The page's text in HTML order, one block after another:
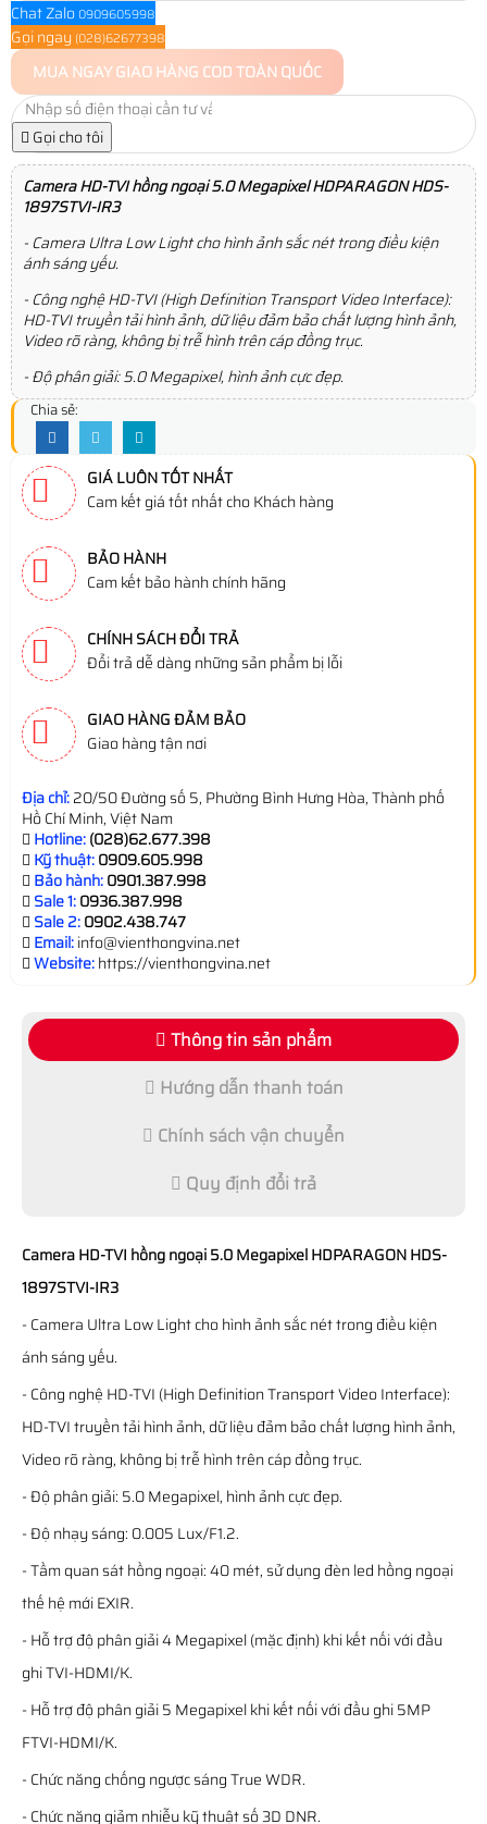
Chat Zalo 0909605998
Gọi ngay (028)62677398
MUA NGAYGIAO HÀNG COD TOÀN QUỐC
Gọi cho tôi
Camera HD-TVI hồng ngoại 5.0 Megapixel HDPARAGON HDS-
1897STVI-IR3
- Camera Ultra Low Light cho hình ảnh sắc nét trong điều kiện
ánh sáng yếu.
- Công nghệ HD-TVI (High Definition Transport Video Interface):
HD-TVI truyền tải hình ảnh, dữ liệu đảm bảo chất lượng hình ảnh,
Video rõ ràng, không bị trễ hình trên cáp đồng trục.
- Độ phân giải: 5.0 Megapixel, hình ảnh cực đẹp.
Chia sẻ:
GIÁ LUÔN TỐT NHẤT
Cam kết giá tốt nhất cho Khách hàng
BẢO HÀNH
Cam kết bảo hành chính hãng
CHÍNH SÁCH ĐỔI TRẢ
Đổi trả dễ dàng những sản phẩm bị lỗi
GIAO HÀNG ĐẢM BẢO
Giao hàng tận nơi
Địa chỉ:20/50 Đường số 5, Phường Bình Hưng Hòa, Thành phố
Hồ Chí Minh, Việt Nam
Hotline:(028)62.677.398
Kỹ thuật:0909.605.998
Bảo hành:0901.387.998
Sale 1:0936.387.998
Sale 2:0902.438.747
Email:info@vienthongvina.net
Website:https://vienthongvina.net
Thông tin sản phẩm
Hướng dẫn thanh toán
Chính sách vận chuyển
Quy định đổi trả
Camera HD-TVI hồng ngoại 5.0 Megapixel HDPARAGON HDS-
1897STVI-IR3
- Camera Ultra Low Light cho hình ảnh sắc nét trong điều kiện
ánh sáng yếu.
- Công nghệ HD-TVI (High Definition Transport Video Interface):
HD-TVI truyền tải hình ảnh, dữ liệu đảm bảo chất lượng hình ảnh,
Video rõ ràng, không bị trễ hình trên cáp đồng trục.
- Độ phân giải: 5.0 Megapixel, hình ảnh cực đẹp.
- Độ nhạy sáng: 0.005 Lux/F1.2.
- Tầm quan sát hồng ngoại: 40 mét, sử dụng đèn led hồng ngoại
thế hệ mới EXIR.
- Hỗ trợ độ phân giải 4 Megapixel (mặc định) khi kết nối với đầu
ghi TVI-HDMI/K.
- Hỗ trợ độ phân giải 5 Megapixel khi kết nối với đầu ghi 5MP
FTVI-HDMI/K.
- Chức năng chống ngược sáng True WDR.
- Chức năng giảm nhiễu kỹ thuật số 3D DNR.